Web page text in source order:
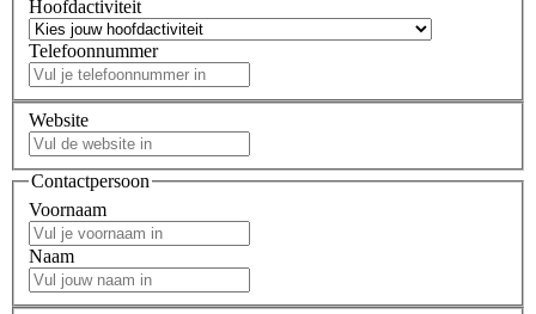
Hoofdactiviteit
Telefoonnummer
Website
Contactpersoon
Voornaam
Naam